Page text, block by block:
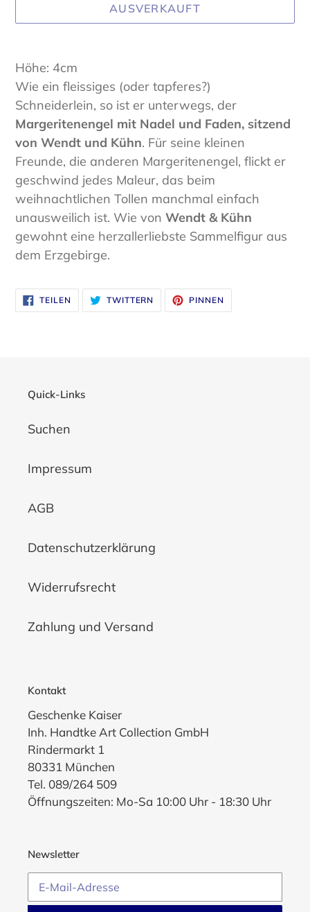
AUSVERKAUFT
wird
zum
Warenkorb
hinzugefügt
Höhe: 4cm
Wie ein fleissiges (oder tapferes?)
Schneiderlein, so ist er unterwegs, der
Margeritenengel mit Nadel und Faden, sitzend
von Wendt und Kühn. Für seine kleinen
Freunde, die anderen Margeritenengel, flickt er
geschwind jedes Maleur, das beim
weihnachtlichen Tollen manchmal einfach
unausweilich ist. Wie von Wendt & Kühn
gewohnt eine herzallerliebste Sammelfigur aus
dem Erzgebirge.
TEILEN
FACEBOOK
TEILEN
TWITTERN AUF
TWITTER
TWITTERN
PINNEN
PINNEN
Quick-Links
Suchen
Impressum
AGB
Datenschutzerklärung
Widerrufsrecht
Zahlung und Versand
Kontakt
Geschenke Kaiser
Inh. Handtke Art Collection GmbH
Rindermarkt 1
80331 München
Tel. 089/264 509
Öffnungszeiten: Mo-Sa 10:00 Uhr - 18:30 Uhr
Newsletter